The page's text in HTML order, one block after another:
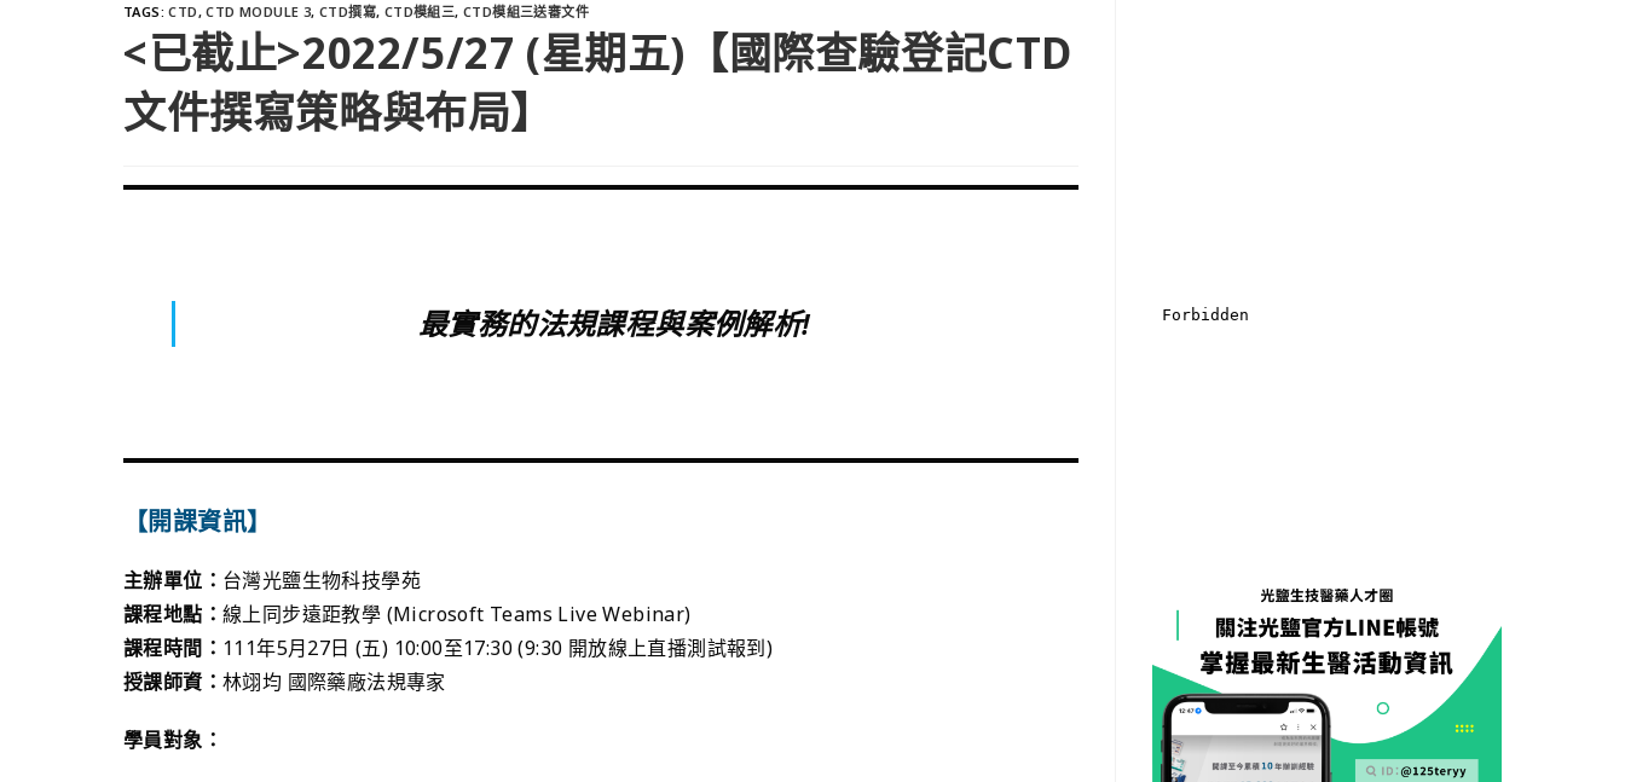
TAGS:CTD, CTD MODULE 3, CTD撰寫, CTD模組三, CTD模組三送審文件
<已截止>2022/5/27 (星期五)【國際查驗登記CTD
文件撰寫策略與布局】
最實務的法規課程與案例解析!
【開課資訊】
主辦單位： 台灣光鹽生物科技學苑
課程地點： 線上同步遠距教學 (Microsoft Teams Live Webinar)
課程時間： 111年5月27日 (五) 10:00至17:30 (9:30 開放線上直播測試報到)
授課師資： 林翊均 國際藥廠法規專家
學員對象：